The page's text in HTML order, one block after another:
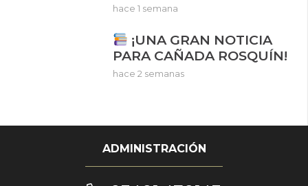
hace 1 semana
¡UNA GRAN NOTICIA
PARA CAÑADA ROSQUÍN!
hace 2 semanas
ADMINISTRACIÓN